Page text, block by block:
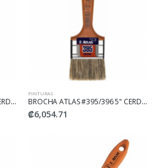
BROCHA ATLAS #395/396 6" CERDA NATURAL
PINTURAS
BROCHA ATLAS #395/396 5" CERDA NATURAL
₡6,054.71